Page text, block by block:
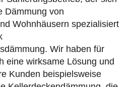
Dämmung von
Wohnhäusern spezialisiert
Wir haben für
eine wirksame Lösung und
Kunden beispielsweise